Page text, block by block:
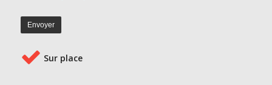
Sur place